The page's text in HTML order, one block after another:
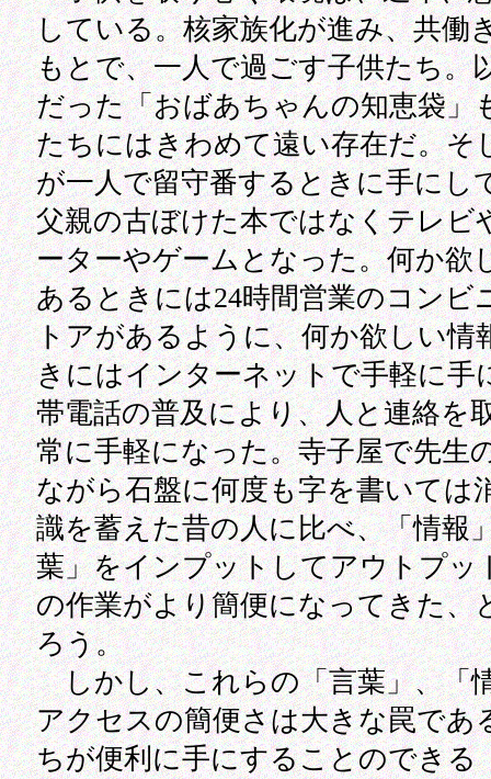
している。核家族化が進み、共働
もとで、一人で過ごす子供たち。
だった「おばあちゃんの知恵袋」
たちにはきわめて遠い存在だ。そ
が一人で留守番するときに手にし
父親の古ぼけた本ではなくテレビ
ーターやゲームとなった。何か欲
あるときには24時間営業のコンビ
トアがあるように、何か欲しい情
きにはインターネットで手軽に手
帯電話の普及により、人と連絡を
常に手軽になった。寺子屋で先生
ながら石盤に何度も字を書いては
識を蓄えた昔の人に比べ、「情報
葉」をインプットしてアウトプッ
の作業がより簡便になってきた、
ろう。
しかし、これらの「言葉」、「
アクセスの簡便さは大きな罠であ
ちが便利に手にすることのできる